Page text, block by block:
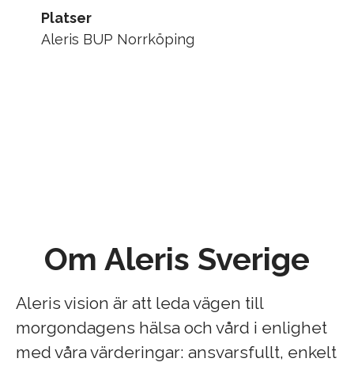
Platser
Aleris BUP Norrköping
Om Aleris Sverige
Aleris vision är att leda vägen till
morgondagens hälsa och vård i enlighet
med våra värderingar: ansvarsfullt, enkelt